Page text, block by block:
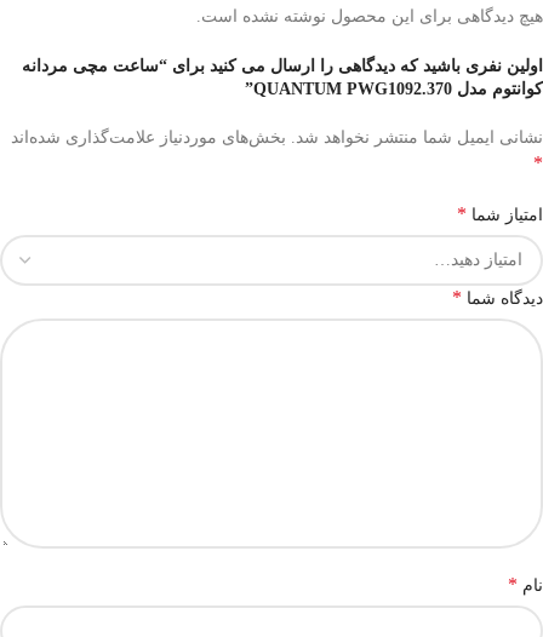
هیچ دیدگاهی برای این محصول نوشته نشده است.
اولین نفری باشید که دیدگاهی را ارسال می کنید برای “ساعت مچی مردانه
کوانتوم مدل QUANTUM PWG1092.370”
نشانی ایمیل شما منتشر نخواهد شد. بخش‌های موردنیاز علامت‌گذاری شده‌اند
*
امتیاز شما *
دیدگاه شما *
نام *